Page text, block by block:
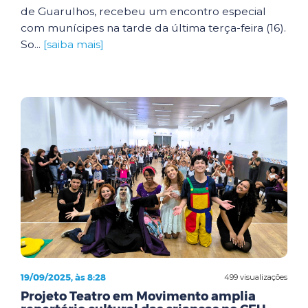
de Guarulhos, recebeu um encontro especial
com munícipes na tarde da última terça-feira (16).
So... [saiba mais]
499 visualizações
19/09/2025, às 8:28
Projeto Teatro em Movimento amplia